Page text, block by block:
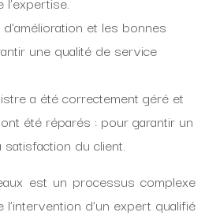
et les bonnes
une qualité de service
a été correctement géré et
été réparés : pour garantir un
du client.
est un processus complexe
d’un expert qualifié